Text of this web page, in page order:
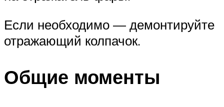
Если необходимо — демонтируйте
отражающий колпачок.
Общие моменты